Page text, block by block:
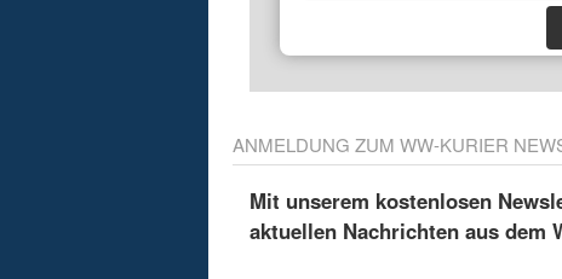
ANMELDUNG ZUM WW-KURIER
Mit unserem kostenlosen
aktuellen Nachrichten aus dem